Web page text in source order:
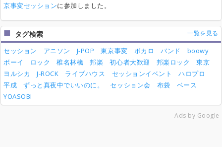
京事変セッションに参加しました。
タグ検索 一覧を見る
セッション アニソン J-POP 東京事変 ボカロ バンド
boowy
ボーイ
ロック 椎名林檎 邦楽 初心者大歓迎 邦楽ロック
東京
ヨルシカ
J-ROCK ライブハウス セッションイベント
ハロプロ
平成
ずっと真夜中でいいのに。 セッション会 布袋
ベース
YOASOBI
Ads by Google